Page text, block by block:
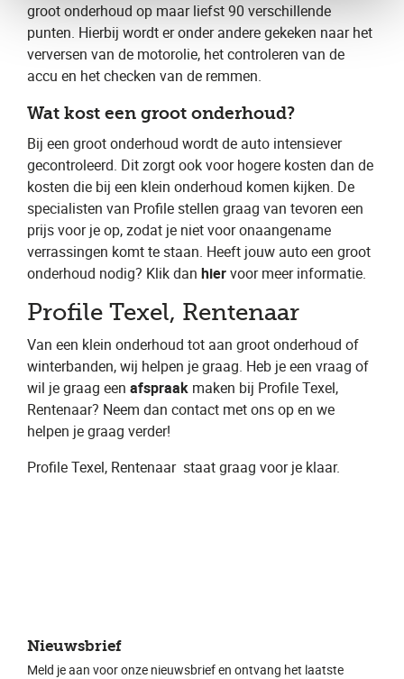
groot onderhoud op maar liefst 90 verschillende
punten. Hierbij wordt er onder andere gekeken naar het
verversen van de motorolie, het controleren van de
accu en het checken van de remmen.
Wat kost een groot onderhoud?
Bij een groot onderhoud wordt de auto intensiever
gecontroleerd. Dit zorgt ook voor hogere kosten dan de
kosten die bij een klein onderhoud komen kijken. De
specialisten van Profile stellen graag van tevoren een
prijs voor je op, zodat je niet voor onaangename
verrassingen komt te staan. Heeft jouw auto een groot
onderhoud nodig? Klik dan ​ hier​ voor meer informatie.
Profile Texel, Rentenaar
Van een klein onderhoud tot aan groot onderhoud of
winterbanden, wij helpen je graag. Heb je een vraag of
wil je graag een ​ afspraak ​ maken bij Profile Texel,
Rentenaar​? Neem dan contact met ons op en we
helpen je graag verder!
Profile Texel, Rentenaar ​ staat graag voor je klaar.
Nieuwsbrief
Meld je aan voor onze nieuwsbrief en ontvang het laatste